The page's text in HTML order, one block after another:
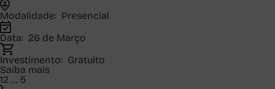
Modalidade: Presencial
Data: 26 de Março
Investimento: Gratuito
Saiba mais
12 ... 5